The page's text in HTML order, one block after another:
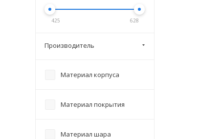
425 628
Производитель
Материал корпуса
Материал покрытия
Материал шара